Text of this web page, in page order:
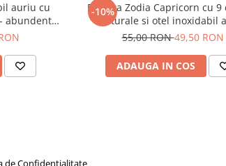
auriu cu
abundenta,
-10%
Bratara Zodia Capricorn cu 9
naturale si otel inoxidabil
55,00 RON49,50 RON
ADAUGA IN COS
de Confidentialitate